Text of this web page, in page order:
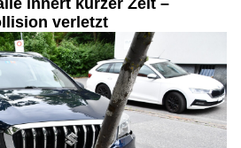
innert kurzer Zeit –
verletzt